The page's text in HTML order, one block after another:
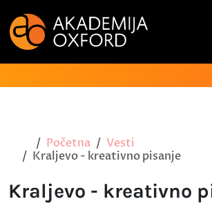
Početna
Vesti
Kraljevo - kreativno pisanje
Kraljevo - kreativno